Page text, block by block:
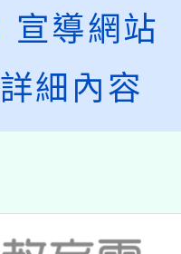
宣導網站
詳細內容